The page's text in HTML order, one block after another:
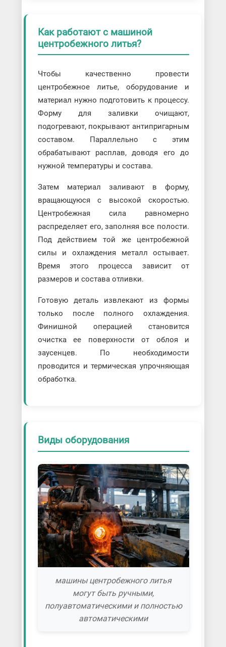
Как работают с машиной
центробежного литья?
Чтобы качественно провести
центробежное литье, оборудование и
материал нужно подготовить к процессу.
Форму для заливки очищают,
подогревают, покрывают антипригарным
составом. Параллельно с этим
обрабатывают расплав, доводя его до
нужной температуры и состава.
Затем материал заливают в форму,
вращающуюся с высокой скоростью.
Центробежная сила равномерно
распределяет его, заполняя все полости.
Под действием той же центробежной
силы и охлаждения металл остывает.
Время этого процесса зависит от
размеров и состава отливки.
Готовую деталь извлекают из формы
только после полного охлаждения.
Финишной операцией становится
очистка ее поверхности от облоя и
заусенцев. По необходимости
проводится и термическая упрочняющая
обработка.
Виды оборудования
машины центробежного литья
могут быть ручными,
полуавтоматическими и полностью
автоматическими